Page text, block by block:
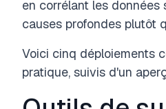
en corrélant les
causes profondes plutôt
Voici cinq déploiements
pratique, suivis d'un